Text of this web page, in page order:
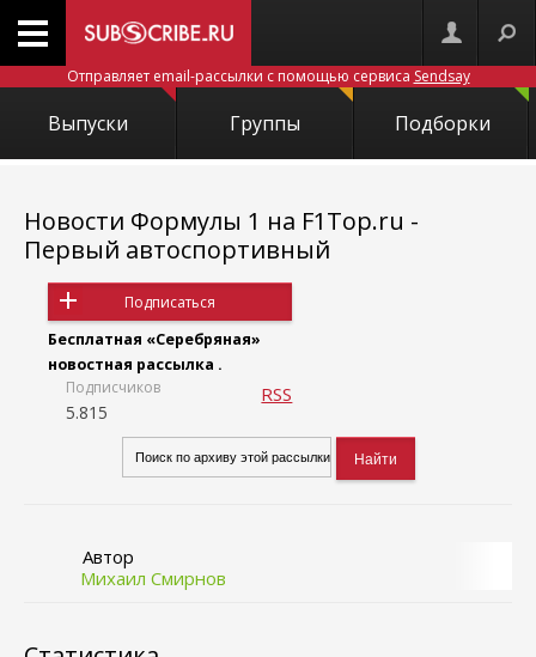
Отправляет email-рассылки с помощью сервиса Sendsay
Выпуски Группы Подборки
Новости Формулы 1 на F1Top.ru -
Первый автоспортивный
Подписаться
Бесплатная «Серебряная»
новостная рассылка .
Подписчиков
5.815
RSS
Автор
Михаил Смирнов